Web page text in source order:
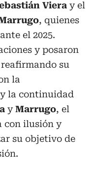
Viera y el
, quienes
el 2025.
y posaron
su
la
la continuidad
yMarrugo, el
con ilusión y
su objetivo de